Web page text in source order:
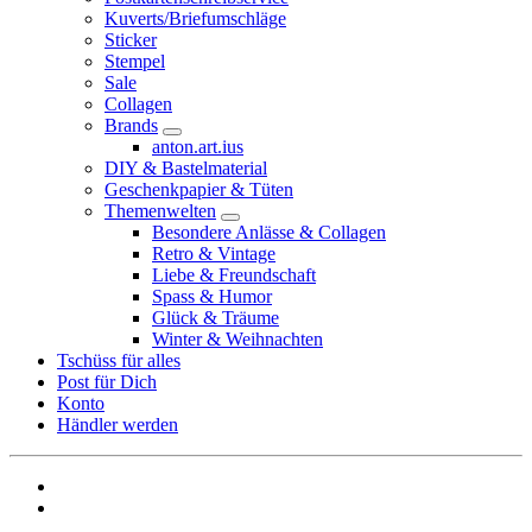
Kuverts/Briefumschläge
Sticker
Stempel
Sale
Collagen
Brands
anton.art.ius
DIY & Bastelmaterial
Geschenkpapier & Tüten
Themenwelten
Besondere Anlässe & Collagen
Retro & Vintage
Liebe & Freundschaft
Spass & Humor
Glück & Träume
Winter & Weihnachten
Tschüss für alles
Post für Dich
Konto
Händler werden